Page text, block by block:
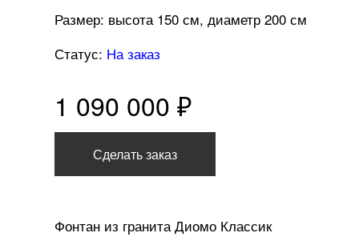
Размер: высота 150 см, диаметр 200 см
Статус: На заказ
1 090 000 ₽
Сделать заказ
Фонтан из гранита Диомо Классик